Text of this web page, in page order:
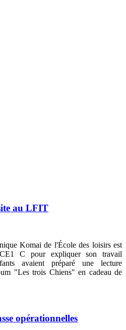
au LFIT
Komai de l'École des loisirs est
C pour expliquer son travail
avaient préparé une lecture
"Les trois Chiens" en cadeau de
opérationnelles